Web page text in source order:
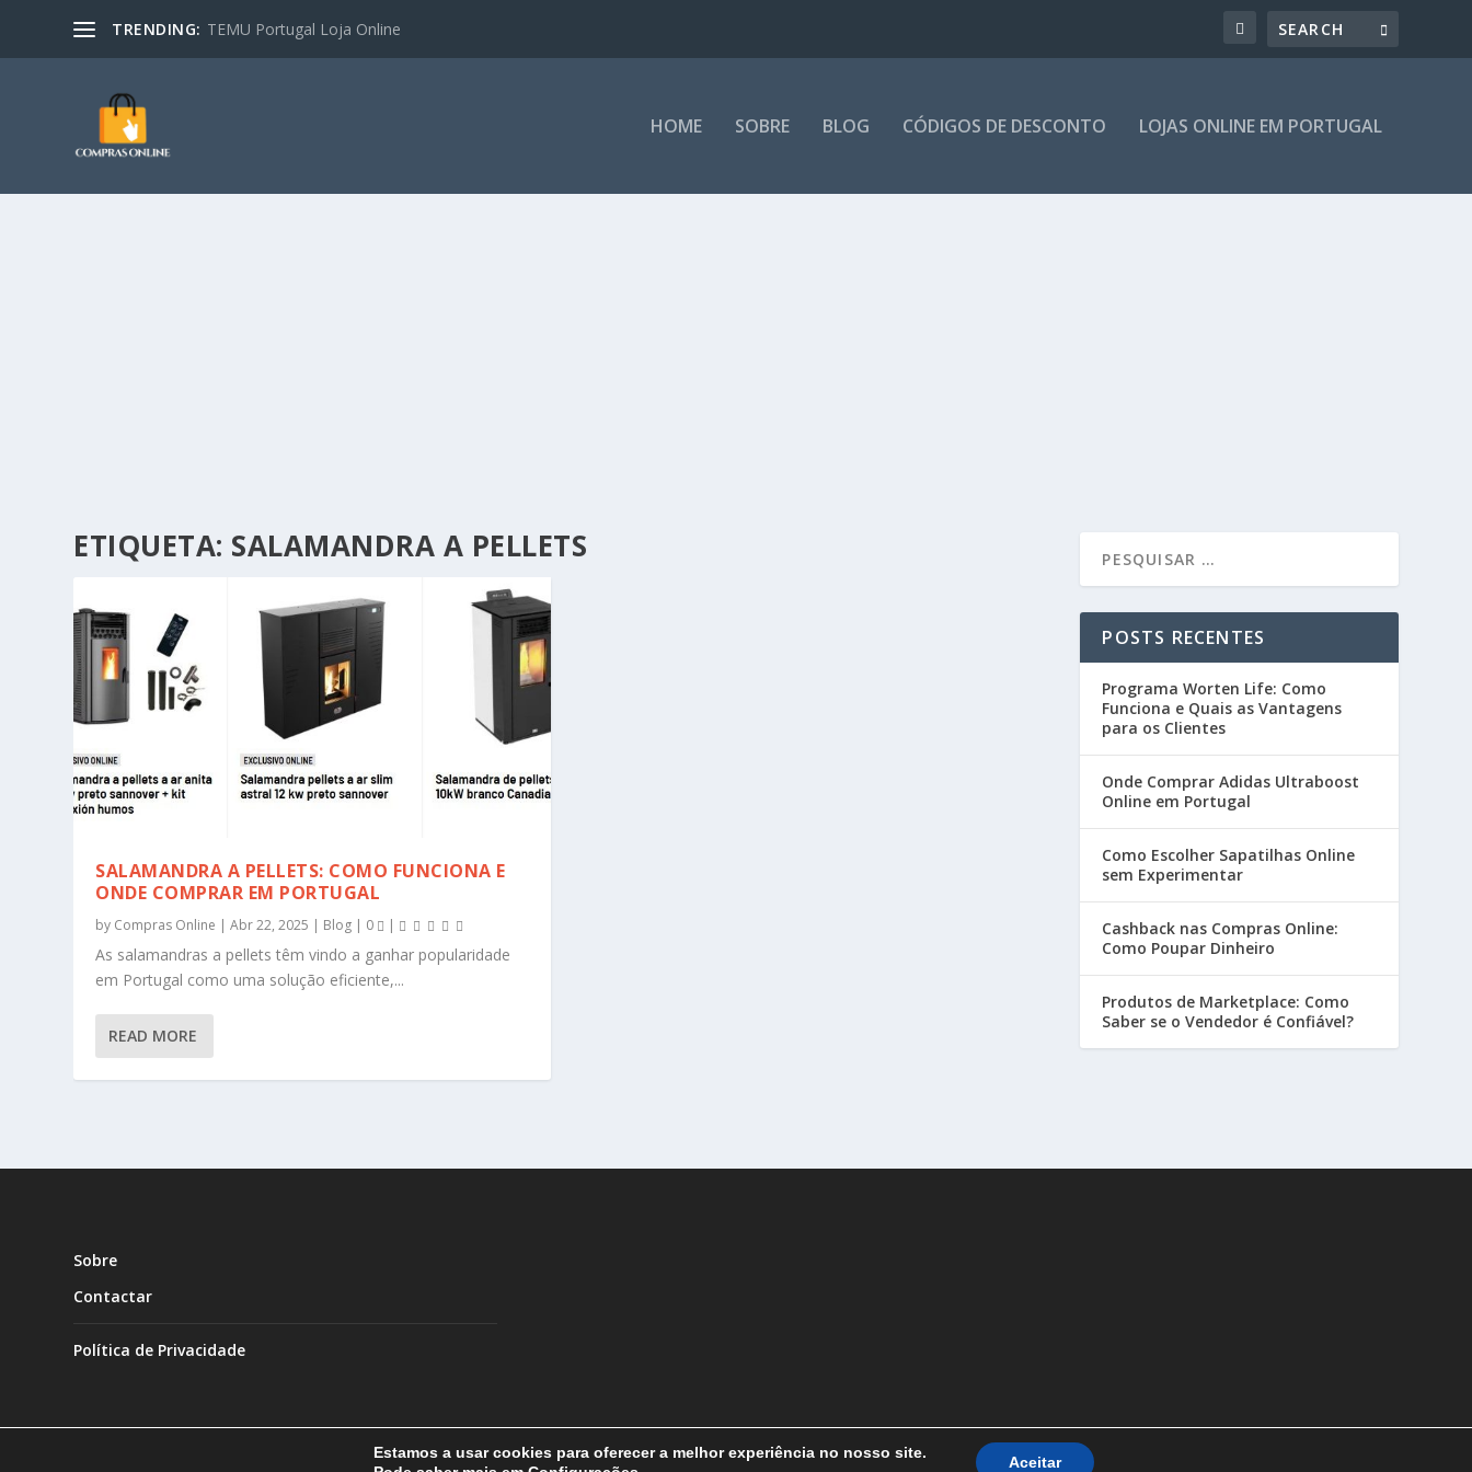
TRENDING: TEMU Portugal Loja Online
HOME SOBRE BLOG CÓDIGOS DE DESCONTO LOJAS ONLINE EM PORTUGAL
ETIQUETA: SALAMANDRA A PELLETS
SALAMANDRA A PELLETS: COMO FUNCIONA E
ONDE COMPRAR EM PORTUGAL
by Compras Online |Abr 22, 2025 | Blog | 0 |
As salamandras a pellets têm vindo a ganhar popularidade
em Portugal como uma solução eficiente,...
READ MORE
POSTS RECENTES
Programa Worten Life: Como
Funciona e Quais as Vantagens
para os Clientes
Onde Comprar Adidas Ultraboost
Online em Portugal
Como Escolher Sapatilhas Online
sem Experimentar
Cashback nas Compras Online:
Como Poupar Dinheiro
Produtos de Marketplace: Como
Saber se o Vendedor é Confiável?
Sobre
Contactar
Política de Privacidade
Estamos a usar cookies para oferecer a melhor experiência no nosso site.
Aceitar